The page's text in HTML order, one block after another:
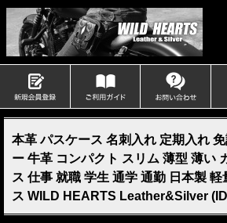
本革 パスケース 名刺入れ 定期入れ
ー 牛革 コンパクト スリム 薄型 薄い
ス 仕事 就職 学生 通学 通勤 日本製
ス WILD HEARTS Leather&Silver